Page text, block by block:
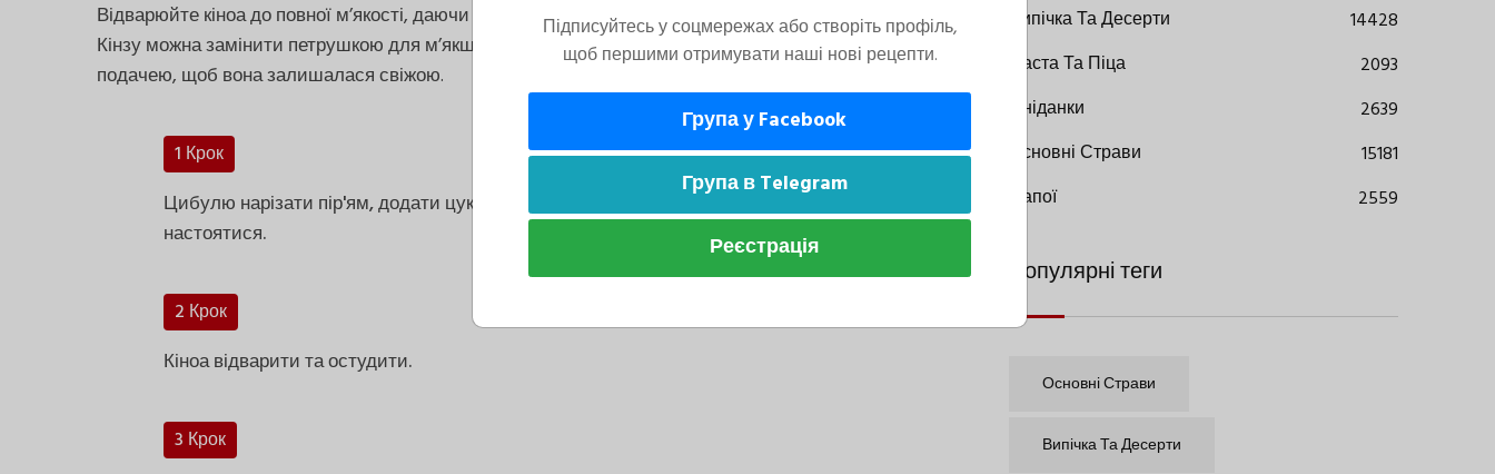
Відварюйте кіноа до повної м’якості, даючи їй охолонути природно — так зернятка не злипнуться.
Кінзу можна замінити петрушкою для м’якшого смаку, а руколу додавати безпосередньо перед
подачею, щоб вона залишалася свіжою.
1 Крок
Цибулю нарізати пір'ям, додати цукор, сіль та сік лимона, залишити на півгодини
настоятися.
2 Крок
Кіноа відварити та остудити.
3 Крок
Випічка Та Десерти
14428
Паста Та Піца
2093
Сніданки
2639
Основні Страви
15181
Напої
2559
Популярні теги
Основні Страви
Випічка Та Десерти
Підписуйтесь у соцмережах або створіть профіль,
щоб першими отримувати наші нові рецепти.
Група у Facebook
Група в Telegram
Реєстрація